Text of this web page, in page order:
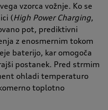
vzorca vožnje. Ko se
(High Power Charging,
pot, prediktivni
z enosmernim tokom
baterijo, kar omogoča
postanek. Pred strmim
ohladi temperaturo
toplotno